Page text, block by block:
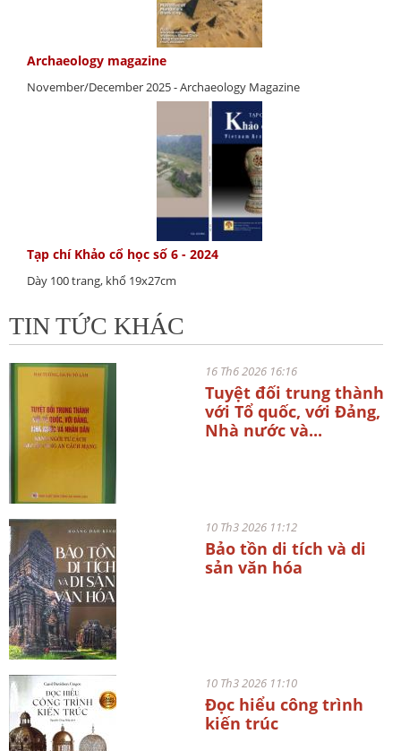
Archaeology magazine
November/December 2025 - Archaeology Magazine
Tạp chí Khảo cổ học số 6 - 2024
Dày 100 trang, khổ 19x27cm
TIN TỨC KHÁC
16 Th6 2026 16:16
Tuyệt đối trung thành
với Tổ quốc, với Đảng,
Nhà nước và...
10 Th3 2026 11:12
Bảo tồn di tích và di
sản văn hóa
10 Th3 2026 11:10
Đọc hiểu công trình
kiến trúc